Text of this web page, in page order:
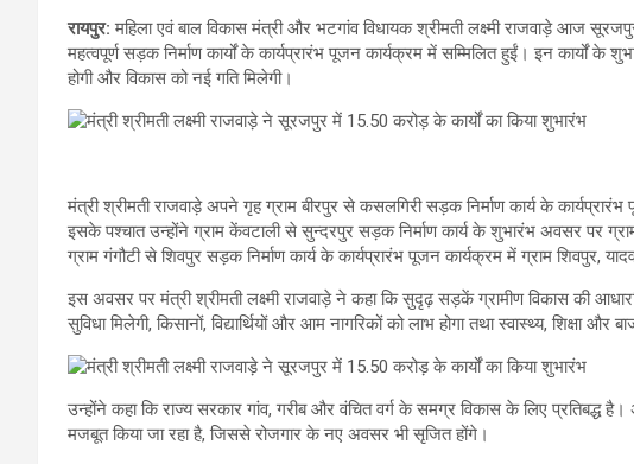
रायपुर: महिला एवं बाल विकास मंत्री और भटगांव विधायक श्रीमती लक्ष्मी राजवाड़े आज
महत्वपूर्ण सड़क निर्माण कार्यों के कार्यप्रारंभ पूजन कार्यक्रम में सम्मिलित हुईं। इन कार्यों
होगी और विकास को नई गति मिलेगी।
मंत्री श्रीमती राजवाड़े अपने गृह ग्राम बीरपुर से कसलगिरी सड़क निर्माण कार्य के
इसके पश्चात उन्होंने ग्राम केंवटाली से सुन्दरपुर सड़क निर्माण कार्य के शुभारंभ अवसर पर
ग्राम गंगौटी से शिवपुर सड़क निर्माण कार्य के कार्यप्रारंभ पूजन कार्यक्रम में ग्राम शिवपुर,
इस अवसर पर मंत्री श्रीमती लक्ष्मी राजवाड़े ने कहा कि सुदृढ़ सड़कें ग्रामीण विकास की
सुविधा मिलेगी, किसानों, विद्यार्थियों और आम नागरिकों को लाभ होगा तथा स्वास्थ्य, शिक्षा और
उन्होंने कहा कि राज्य सरकार गांव, गरीब और वंचित वर्ग के समग्र विकास के लिए प्रतिबद्ध
मजबूत किया जा रहा है, जिससे रोजगार के नए अवसर भी सृजित होंगे।